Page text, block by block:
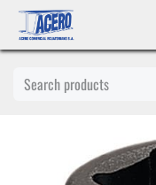
Ir al contenido